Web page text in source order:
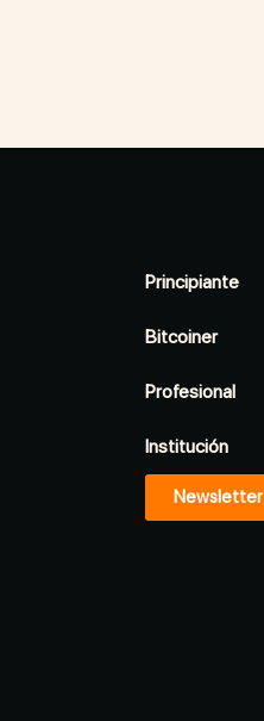
Principiante
Bitcoiner
Profesional
Institución
Newsletter